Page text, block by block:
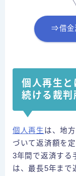
⇒借金
個人再生と
続ける裁判
個人再生 は、地
づいて返済額を
3年間で返済する
は、最長5年まで